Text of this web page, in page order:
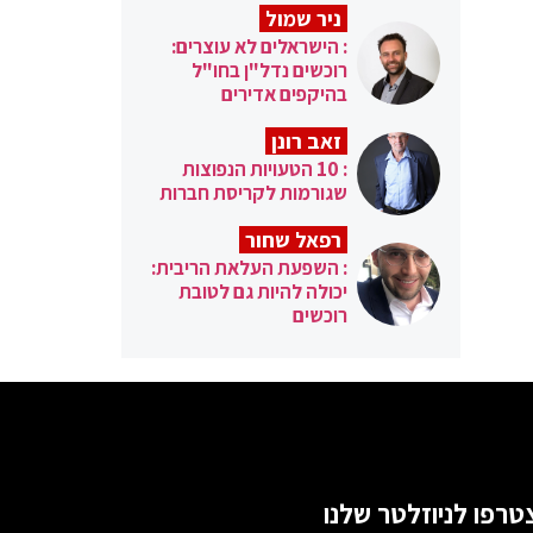
ניר שמול
: הישראלים לא עוצרים:
רוכשים נדל"ן בחו"ל
בהיקפים אדירים
זאב רונן
: 10 הטעויות הנפוצות
שגורמות לקריסת חברות
רפאל שחור
: השפעת העלאת הריבית:
יכולה להיות גם לטובת
רוכשים
לניוזלטר שלנו